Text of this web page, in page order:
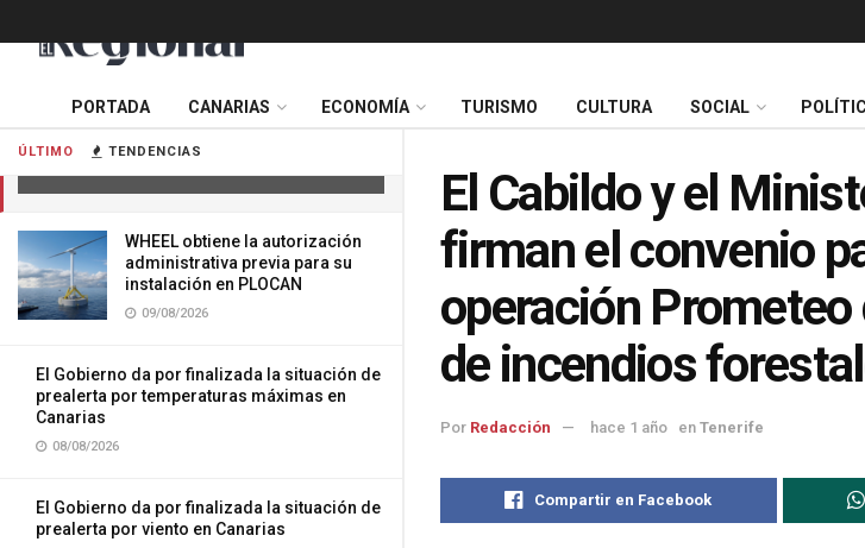
ÚLTIMO TENDENCIAS
El Cabildo y el Ministerio de Defensa
operación Prometeo de prevención
WHEEL obtiene la autorización
administrativa previa para su
instalación en PLOCAN
09/08/2026
El Gobierno da por finalizada la situación de
prealerta por temperaturas máximas en
Canarias
08/08/2026
El Gobierno da por finalizada la situación de
prealerta por viento en Canarias
PORTADA CANARIAS ECONOMÍA TURISMO CULTURA SOCIAL
El Cabildo y el
firman el convenio
operación
de incendios
Por Redacción hace 1 año en Tenerife
Compartir en Facebook